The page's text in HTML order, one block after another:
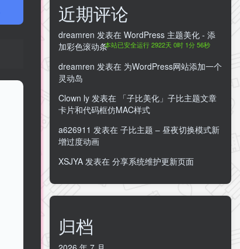
近期评论
dreamren 发表在 WordPress 主题美化 - 添
加彩色滚动条本站已安全运行 2922天 0时 1分 57秒
dreamren 发表在 为WordPress网站添加一个
灵动岛
Clown ly 发表在 「子比美化」子比主题文章
卡片和代码框仿MAC样式
a626911 发表在 子比主题 – 昼夜切换模式新
增过度动画
XSJYA 发表在 分享系统维护更新页面
归档